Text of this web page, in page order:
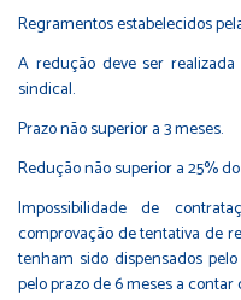
Regramentos estabelecidos
A redução deve ser
sindical.
Prazo não superior a 3 meses.
Redução não superior a 25%
Impossibilidade de
comprovação de tentativa de
tenham sido dispensados
pelo prazo de 6 meses a